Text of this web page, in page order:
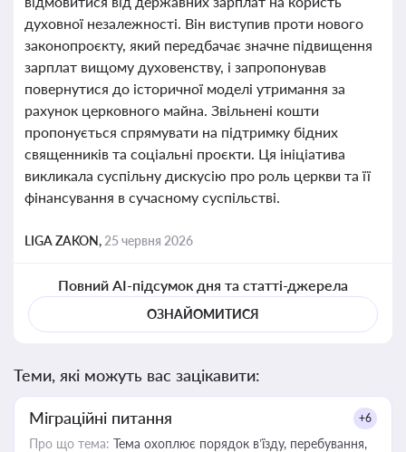
духовної незалежності. Він виступив проти нового
законопроєкту, який передбачає значне підвищення
зарплат вищому духовенству, і запропонував
повернутися до історичної моделі утримання за
рахунок церковного майна. Звільнені кошти
пропонується спрямувати на підтримку бідних
священників та соціальні проєкти. Ця ініціатива
викликала суспільну дискусію про роль церкви та її
фінансування в сучасному суспільстві.
LIGA ZAKON, 25 червня 2026
Повний AI-підсумок дня та статті-джерела
ОЗНАЙОМИТИСЯ
Теми, які можуть вас зацікавити:
Міграційні питання +6
Про що тема: Тема охоплює порядок в’їзду, перебування,